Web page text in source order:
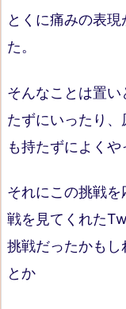
とくに痛みの表
た。
そんなことは置
たずにいったり
も持たずによく
それにこの挑戦
戦を見てくれた
挑戦だったかもし
とか